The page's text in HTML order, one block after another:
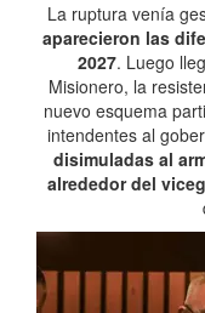
La ruptura venía
aparecieron las
2027. Luego
Misionero, la
nuevo esquema
intendentes al
disimuladas al
alrededor del